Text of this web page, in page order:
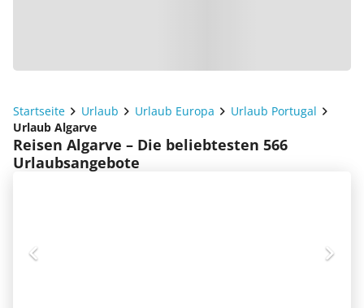
Startseite Urlaub Urlaub Europa
Urlaub Portugal
Urlaub Algarve
Reisen Algarve – Die beliebtesten 566
Urlaubsangebote